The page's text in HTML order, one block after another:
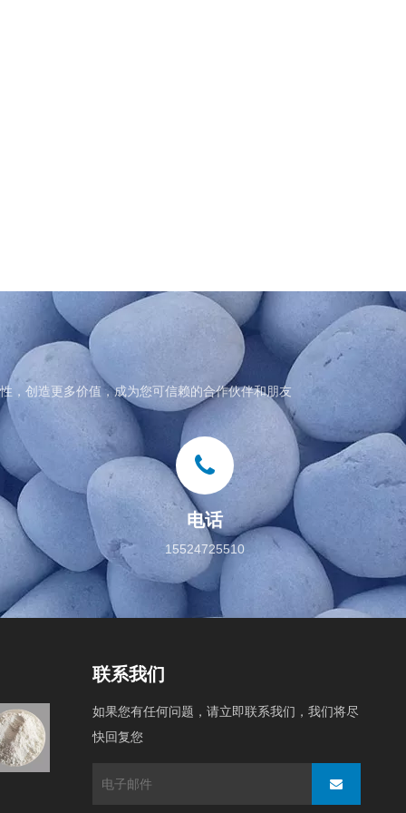
，创造更多价值，成为您可信赖的合作伙伴和朋友
电话
15524725510
原料
联系我们
如果您有任何问题，请立即联系我们，我们将尽
快回复您